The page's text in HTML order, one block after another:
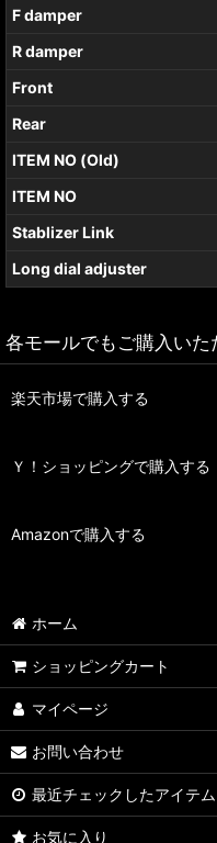
F damper
R damper
Front
Rear
ITEM NO (Old)
ITEM NO
Stablizer Link
Long dial adjuster
各モールでもご購入いた
楽天市場で購入する
Ｙ！ショッピングで購入する
Amazonで購入する
ホーム
ショッピングカート
マイページ
お問い合わせ
最近チェックしたアイテム
お気に入り